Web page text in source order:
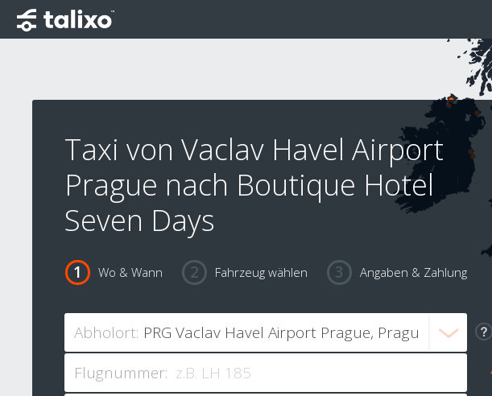
Taxi von Vaclav Havel Airport
Prague nach Boutique Hotel
Seven Days
Wo & Wann Fahrzeug wählen Angaben & Zahlung
Abholort:
Flugnummer: